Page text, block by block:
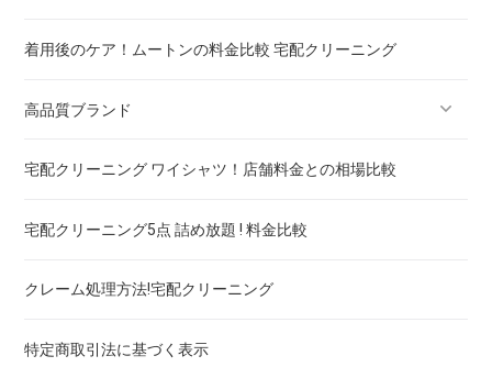
着用後のケア！ムートンの料金比較 宅配クリーニング
高品質ブランド
ブランドスーツ！宅配クリーニング 高品質 料金 比較
ブランドコート！宅配クリーニング 高品質 料金 比較
ブランドワンピース！宅配クリーニング 高品質 料金 比較
スカート・パンツ
宅配クリーニング ワイシャツ！店舗料金との相場比較
宅配クリーニング5点 詰め放題 ! 料金比較
クレーム処理方法!宅配クリーニング
特定商取引法に基づく表示